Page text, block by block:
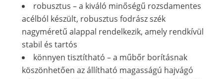
robusztus – a kiváló minőségű rozsdamentes
acélból készült, robusztus fodrász szék
nagyméretű alappal rendelkezik, amely rendkívül
stabil és tartós
könnyen tisztítható – a műbőr borításnak
köszönhetően az állítható magasságú hajvágó